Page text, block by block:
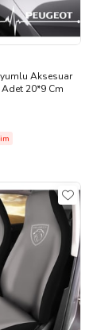
Aksesuar
20*9 Cm